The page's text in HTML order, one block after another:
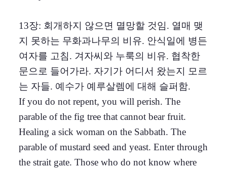
13장: 회개하지 않으면 멸망할 것임. 열매 맺
지 못하는 무화과나무의 비유. 안식일에 병든
여자를 고침. 겨자씨와 누룩의 비유. 협착한
문으로 들어가라. 자기가 어디서 왔는지 모르
는 자들. 예수가 예루살렘에 대해 슬퍼함.
If you do not repent, you will perish. The
parable of the fig tree that cannot bear fruit.
Healing a sick woman on the Sabbath. The
parable of mustard seed and yeast. Enter through
the strait gate. Those who do not know where